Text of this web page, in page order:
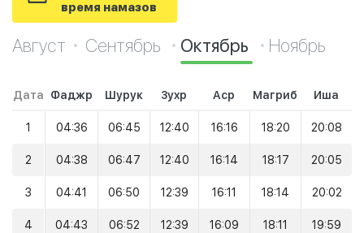
время намазов
Август Сентябрь Октябрь Ноябрь
Дата Фаджр Шурук Зухр Аср Магриб Иша
1 04:36 06:45 12:40 16:16 18:20 20:08
2 04:38 06:47 12:40 16:14 18:17 20:05
3 04:41 06:50 12:39 16:11 18:14 20:02
4 04:43 06:52 12:39 16:09 18:11 19:59